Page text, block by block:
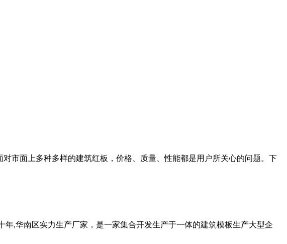
市面上多种多样的建筑红板，价格、质量、性能都是用户所关心的问题。下
,华南区实力生产厂家，是一家集合开发生产于一体的建筑模板生产大型企